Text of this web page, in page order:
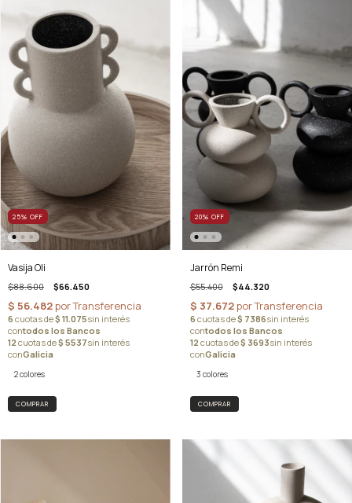
25% OFF
Vasija Oli
$88.600 $66.450
2 colores
COMPRAR
20% OFF
Jarrón Remi
$55.400 $44.320
3 colores
COMPRAR